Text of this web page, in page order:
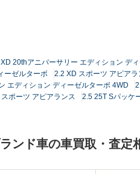
20thアニバーサリー エディション デ
ーゼルターボ 2.2 XD スポーツ アピア
エディション ディーゼルターボ 4WD
ポーツ アピアランス 2.5 25T Sパッケ
ンド車の車買取・査定